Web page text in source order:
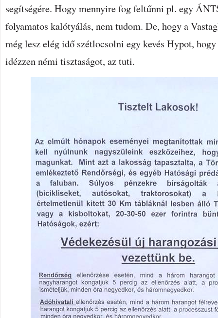
segítségére. Hogy mennyire fog feltűnni pl. egy
folyamatos kalótyálás, nem tudom. De, hogy a
még lesz elég idő szétlocsolni egy kevés Hypot, hogy
idézzen némi tisztaságot, az tuti.